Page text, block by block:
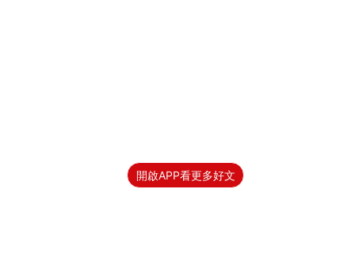
開啟APP看更多好文